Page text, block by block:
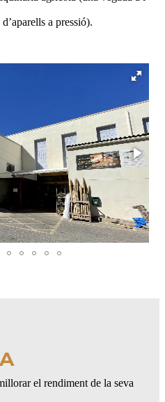
fitosanitaris.
Nitrogen (DAN).
carnet de manipulador de